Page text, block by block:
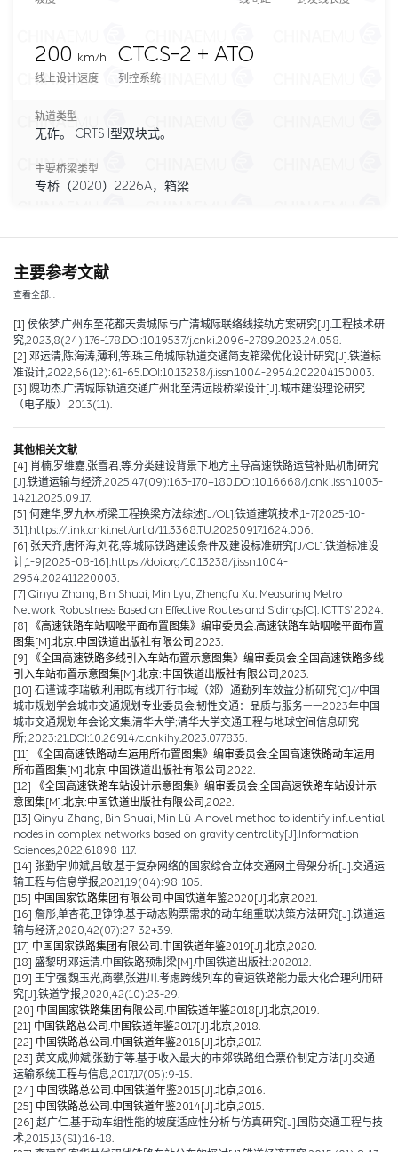
200
km/h
线上设计速度
CTCS-2 + ATO
列控系统
轨道类型
无砟。 CRTS I型双块式。
主要桥梁类型
专桥（2020）2226A，箱梁
主要参考文献
查看全部…
[1] 侯依梦.广州东至花都天贵城际与广清城际联络线接轨方案研究[J].工程技术研
究,2023,8(24):176-178.DOI:10.19537/j.cnki.2096-2789.2023.24.058.
[2] 邓运清,陈海涛,薄利,等.珠三角城际轨道交通简支箱梁优化设计研究[J].铁道标
准设计,2022,66(12):61-65.DOI:10.13238/j.issn.1004-2954.202204150003.
[3] 隗功杰.广清城际轨道交通广州北至清远段桥梁设计[J].城市建设理论研究
（电子版）,2013(11).
其他相关文献
[4] 肖楠,罗维嘉,张雪君,等.分类建设背景下地方主导高速铁路运营补贴机制研究
[J].铁道运输与经济,2025,47(09):163-170+180.DOI:10.16668/j.cnki.issn.1003-
1421.2025.09.17.
[5] 何建华,罗九林.桥梁工程换梁方法综述[J/OL].铁道建筑技术,1-7[2025-10-
31].https://link.cnki.net/urlid/11.3368.TU.20250917.1624.006.
[6] 张天齐,唐怀海,刘花,等.城际铁路建设条件及建设标准研究[J/OL].铁道标准设
计,1-9[2025-08-16].https://doi.org/10.13238/j.issn.1004-
2954.202411220003.
[7] Qinyu Zhang, Bin Shuai, Min Lyu, Zhengfu Xu. Measuring Metro
Network Robustness Based on Effective Routes and Sidings[C]. ICTTS’ 2024.
[8]
《高速铁路车站咽喉平面布置图集》编审委员会.高速铁路车站咽喉平面布置
图集[M].北京:中国铁道出版社有限公司,2023.
[9]
《全国高速铁路多线引入车站布置示意图集》编审委员会.全国高速铁路多线
引入车站布置示意图集[M].北京:中国铁道出版社有限公司,2023.
[10] 石谨诚,李瑞敏.利用既有线开行市域（郊）通勤列车效益分析研究[C]//中国
城市规划学会城市交通规划专业委员会.韧性交通：品质与服务——2023年中国
城市交通规划年会论文集.清华大学;清华大学交通工程与地球空间信息研究
所;,2023:21.DOI:10.26914/c.cnkihy.2023.077835.
[11]
《全国高速铁路动车运用所布置图集》编审委员会.全国高速铁路动车运用
所布置图集[M].北京:中国铁道出版社有限公司,2022.
[12]
《全国高速铁路车站设计示意图集》编审委员会.全国高速铁路车站设计示
意图集[M].北京:中国铁道出版社有限公司,2022.
[13] Qinyu Zhang, Bin Shuai, Min Lü .A novel method to identify influential
nodes in complex networks based on gravity centrality[J].Information
Sciences,2022,61898-117.
[14] 张勤宇,帅斌,吕敏.基于复杂网络的国家综合立体交通网主骨架分析[J].交通运
输工程与信息学报,2021,19(04):98-105.
[15] 中国国家铁路集团有限公司.中国铁道年鉴2020[J].北京,2021.
[16] 詹彤,单杏花,卫铮铮.基于动态购票需求的动车组重联决策方法研究[J].铁道运
输与经济,2020,42(07):27-32+39.
[17] 中国国家铁路集团有限公司.中国铁道年鉴2019[J].北京,2020.
[18] 盛黎明,邓运清.中国铁路预制梁[M].中国铁道出版社:202012.
[19] 王宇强,魏玉光,商攀,张进川.考虑跨线列车的高速铁路能力最大化合理利用研
究[J].铁道学报,2020,42(10):23-29.
[20] 中国国家铁路集团有限公司.中国铁道年鉴2018[J].北京,2019.
[21] 中国铁路总公司.中国铁道年鉴2017[J].北京,2018.
[22] 中国铁路总公司.中国铁道年鉴2016[J].北京,2017.
[23] 黄文成,帅斌,张勤宇等.基于收入最大的市郊铁路组合票价制定方法[J].交通
运输系统工程与信息,2017,17(05):9-15.
[24] 中国铁路总公司.中国铁道年鉴2015[J].北京,2016.
[25] 中国铁路总公司.中国铁道年鉴2014[J].北京,2015.
[26] 赵广仁.基于动车组性能的坡度适应性分析与仿真研究[J].国防交通工程与技
术,2015,13(S1):16-18.